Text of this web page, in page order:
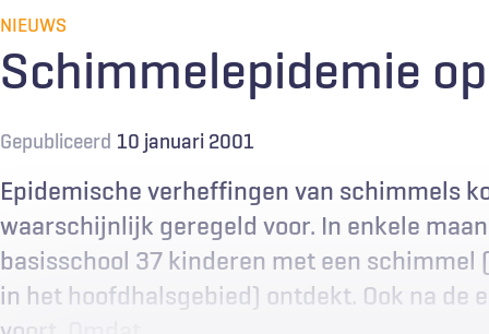
gaan
Spoedzorg
Digitale zorg Levenseinde
Abonneren
NIEUWS
Schimmelepidemie
Gepubliceerd 10 januari 2001
Epidemische verheffingen van schimmels
waarschijnlijk geregeld voor. In enkele
basisschool 37 kinderen met een schimmel
in het hoofdhalsgebied) ontdekt. Ook na de